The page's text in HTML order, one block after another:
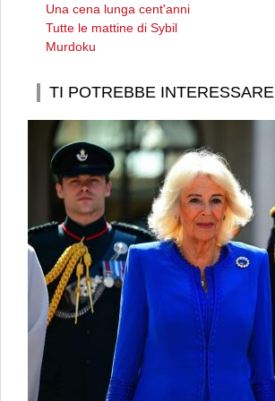
Una cena lunga cent'anni
Tutte le mattine di Sybil
Murdoku
TI POTREBBE INTERESSARE